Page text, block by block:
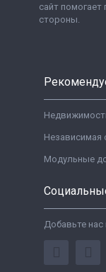
сайт помогает
стороны.
Независимая
Модульные
Добавьте